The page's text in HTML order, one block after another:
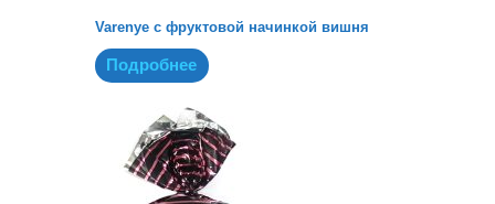
Varenye с фруктовой начинкой вишня
Подробнее